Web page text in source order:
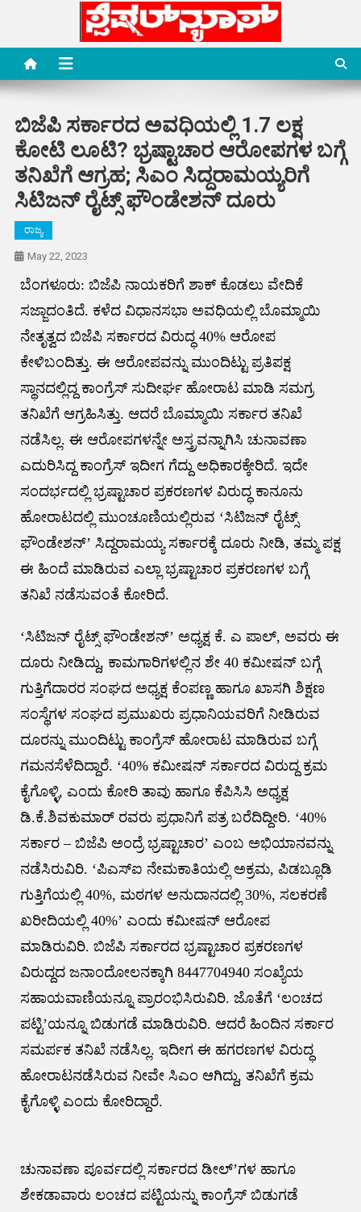
content
Special News Media
Special News Media
ಬಿಜೆಪಿ ಸರ್ಕಾರದ ಅವಧಿಯಲ್ಲಿ 1.7 ಲಕ್ಷ
ಕೋಟಿ ಲೂಟಿ? ಭ್ರಷ್ಟಾಚಾರ ಆರೋಪಗಳ ಬಗ್ಗೆ
ತನಿಖೆಗೆ ಆಗ್ರಹ; ಸಿಎಂ ಸಿದ್ದರಾಮಯ್ಯರಿಗೆ
ಸಿಟಿಜನ್ ರೈಟ್ಸ್ ಫೌಂಡೇಶನ್ ದೂರು
ರಾಜ್ಯ
May 22, 2023
ಬೆಂಗಳೂರು: ಬಿಜೆಪಿ ನಾಯಕರಿಗೆ ಶಾಕ್ ಕೊಡಲು ವೇದಿಕೆ
ಸಜ್ಜಾದಂತಿದೆ. ಕಳೆದ ವಿಧಾನಸಭಾ ಅವಧಿಯಲ್ಲಿ ಬೊಮ್ಮಾಯಿ
ನೇತೃತ್ವದ ಬಿಜೆಪಿ ಸರ್ಕಾರದ ವಿರುದ್ಧ 40% ಆರೋಪ
ಕೇಳಿಬಂದಿತ್ತು. ಈ ಆರೋಪವನ್ನು ಮುಂದಿಟ್ಟು ಪ್ರತಿಪಕ್ಷ
ಸ್ಥಾನದಲ್ಲಿದ್ದ ಕಾಂಗ್ರೆಸ್ ಸುದೀರ್ಘ ಹೋರಾಟ ಮಾಡಿ ಸಮಗ್ರ
ತನಿಖೆಗೆ ಆಗ್ರಹಿಸಿತ್ತು. ಆದರೆ ಬೊಮ್ಮಾಯಿ ಸರ್ಕಾರ ತನಿಖೆ
ನಡೆಸಿಲ್ಲ. ಈ ಆರೋಪಗಳನ್ನೇ ಅಸ್ತ್ರವನ್ನಾಗಿಸಿ ಚುನಾವಣಾ
ಎದುರಿಸಿದ್ದ ಕಾಂಗ್ರೆಸ್ ಇದೀಗ ಗೆದ್ದು ಅಧಿಕಾರಕ್ಕೇರಿದೆ. ಇದೇ
ಸಂದರ್ಭದಲ್ಲಿ ಭ್ರಷ್ಟಾಚಾರ ಪ್ರಕರಣಗಳ ವಿರುದ್ಧ ಕಾನೂನು
ಹೋರಾಟದಲ್ಲಿ ಮುಂಚೂಣಿಯಲ್ಲಿರುವ ‘ಸಿಟಿಜನ್ ರೈಟ್ಸ್
ಫೌಂಡೇಶನ್’ ಸಿದ್ದರಾಮಯ್ಯ ಸರ್ಕಾರಕ್ಕೆ ದೂರು ನೀಡಿ, ತಮ್ಮ ಪಕ್ಷ
ಈ ಹಿಂದೆ ಮಾಡಿರುವ ಎಲ್ಲಾ ಭ್ರಷ್ಟಾಚಾರ ಪ್ರಕರಣಗಳ ಬಗ್ಗೆ
ತನಿಖೆ ನಡೆಸುವಂತೆ ಕೋರಿದೆ.
‘ಸಿಟಿಜನ್ ರೈಟ್ಸ್ ಫೌಂಡೇಶನ್’ ಅಧ್ಯಕ್ಷ ಕೆ. ಎ ಪಾಲ್, ಅವರು ಈ
ದೂರು ನೀಡಿದ್ದು, ಕಾಮಗಾರಿಗಳಲ್ಲಿನ ಶೇ 40 ಕಮೀಷನ್ ಬಗ್ಗೆ
ಗುತ್ತಿಗೆದಾರರ ಸಂಘದ ಅಧ್ಯಕ್ಷ ಕೆಂಪಣ್ಣ ಹಾಗೂ ಖಾಸಗಿ ಶಿಕ್ಷಣ
ಸಂಸ್ಥೆಗಳ ಸಂಘದ ಪ್ರಮುಖರು ಪ್ರಧಾನಿಯವರಿಗೆ ನೀಡಿರುವ
ದೂರನ್ನು ಮುಂದಿಟ್ಟು ಕಾಂಗ್ರೆಸ್ ಹೋರಾಟ ಮಾಡಿರುವ ಬಗ್ಗೆ
ಗಮನಸೆಳೆದಿದ್ದಾರೆ. ‘40% ಕಮೀಷನ್ ಸರ್ಕಾರದ ವಿರುದ್ದ ಕ್ರಮ
ಕೈಗೊಳ್ಳಿ, ಎಂದು ಕೋರಿ ತಾವು ಹಾಗೂ ಕೆಪಿಸಿಸಿ ಅಧ್ಯಕ್ಷ
ಡಿ.ಕೆ.ಶಿವಕುಮಾರ್ ರವರು ಪ್ರಧಾನಿಗೆ ಪತ್ರ ಬರೆದಿದ್ದೀರಿ. ‘40%
ಸರ್ಕಾರ – ಬಿಜೆಪಿ ಅಂದ್ರೆ ಭ್ರಷ್ಟಾಚಾರ’ ಎಂಬ ಅಭಿಯಾನವನ್ನು
ನಡೆಸಿರುವಿರಿ. ‘ಪಿಎಸ್ಐ ನೇಮಕಾತಿಯಲ್ಲಿ ಅಕ್ರಮ, ಪಿಡಬ್ಲೂಡಿ
ಗುತ್ತಿಗೆಯಲ್ಲಿ 40%, ಮಠಗಳ ಅನುದಾನದಲ್ಲಿ 30%, ಸಲಕರಣೆ
ಖರೀದಿಯಲ್ಲಿ 40%’ ಎಂದು ಕಮೀಷನ್ ಆರೋಪ
ಮಾಡಿರುವಿರಿ. ಬಿಜೆಪಿ ಸರ್ಕಾರದ ಭ್ರಷ್ಟಾಚಾರ ಪ್ರಕರಣಗಳ
ವಿರುದ್ದದ ಜನಾಂದೋಲನಕ್ಕಾಗಿ 8447704940 ಸಂಖ್ಯೆಯ
ಸಹಾಯವಾಣಿಯನ್ನೂ ಪ್ರಾರಂಭಿಸಿರುವಿರಿ. ಜೊತೆಗೆ ‘ಲಂಚದ
ಪಟ್ಟಿ’ಯನ್ನೂ ಬಿಡುಗಡೆ ಮಾಡಿರುವಿರಿ. ಆದರೆ ಹಿಂದಿನ ಸರ್ಕಾರ
ಸಮರ್ಪಕ ತನಿಖೆ ನಡೆಸಿಲ್ಲ. ಇದೀಗ ಈ ಹಗರಣಗಳ ವಿರುದ್ಧ
ಹೋರಾಟನಡೆಸಿರುವ ನೀವೇ ಸಿಎಂ ಆಗಿದ್ದು, ತನಿಖೆಗೆ ಕ್ರಮ
ಕೈಗೊಳ್ಳಿ ಎಂದು ಕೋರಿದ್ದಾರೆ.
ಚುನಾವಣಾ ಪೂರ್ವದಲ್ಲಿ ಸರ್ಕಾರದ ಡೀಲ್’ಗಳ ಹಾಗೂ
ಶೇಕಡಾವಾರು ಲಂಚದ ಪಟ್ಟಿಯನ್ನು ಕಾಂಗ್ರೆಸ್ ಬಿಡುಗಡೆ